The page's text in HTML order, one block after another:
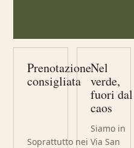
Prenotazione
consigliata
Soprattutto nei
Nel
verde,
fuori dal
caos
Siamo in
Via San